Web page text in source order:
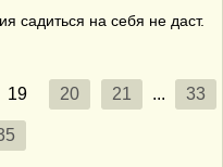
садиться на себя не даст.
19 20 21 ... 33